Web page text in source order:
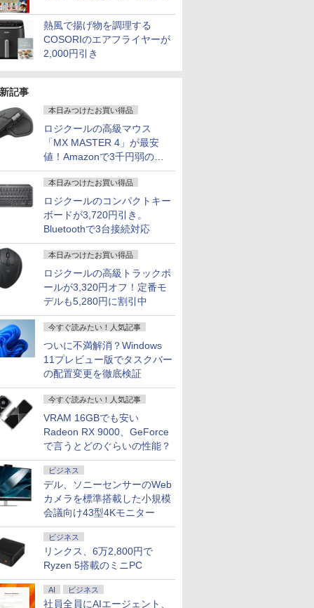
熱風で揚げ物を調理する
COSORIのエアフライヤーが
2,000円引き
記事
本日みつけたお買い得品
ロジクールの高級マウス
「MX MASTER 4」が最安
値！Amazonで3千円弱の割
引
本日みつけたお買い得品
ロジクールのコンパクトキー
ボードが3,720円引き。
Bluetoothで3台接続対応
本日みつけたお買い得品
ロジクールの高級トラックボ
ールが3,320円オフ！定番モ
デルも5,280円に割引中
今すぐ読みたい！人気記事
ついに不満解消？Windows
11プレビュー版でタスクバー
の配置変更を徹底検証
今すぐ読みたい！人気記事
VRAM 16GBでも安い
Radeon RX 9000、GeForce
で言うとどのぐらいの性能？
ビジネス
デル、ソニーセンサーのWeb
カメラを標準搭載した小規模
会議向け43型4Kモニター
ビジネス
リンクス、6万2,800円で
Ryzen 5搭載のミニPC
AI ビジネス
社員全員にAIエージェント、